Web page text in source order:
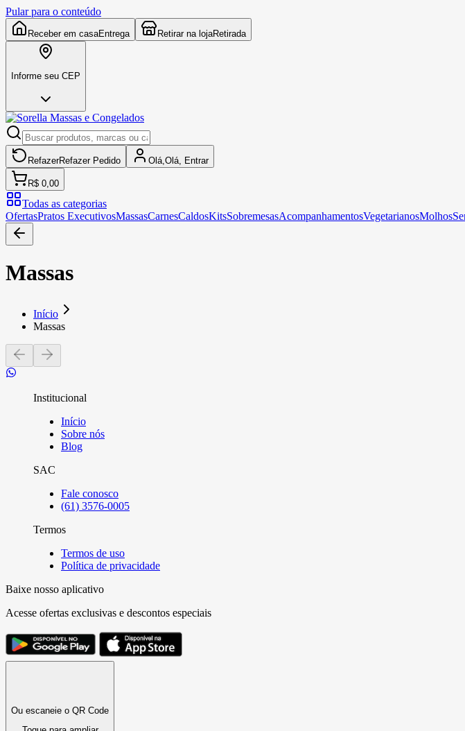
Pular para o conteúdo
Receber em casaEntrega Retirar na lojaRetirada
Informe seu CEP
RefazerRefazer Pedido Olá, Olá, Entrar
R$ 0,00
Todas as categorias
OfertasPratos ExecutivosMassasCarnesCaldosKitsSobremesasAcompanhamentosVegetarianosMolhos
Massas
Início
Massas
Institucional
Início
Sobre nós
Blog
SAC
Fale conosco
(61) 3576-0005
Termos
Termos de uso
Política de privacidade
Baixe nosso aplicativo
Acesse ofertas exclusivas e descontos especiais
Ou escaneie o QR Code